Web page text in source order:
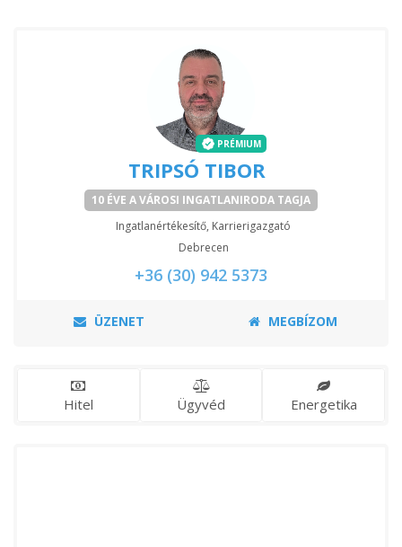
PRÉMIUM
TRIPSÓ TIBOR
10 ÉVE A VÁROSI INGATLANIRODA TAGJA
Ingatlanértékesítő, Karrierigazgató
Debrecen
+36 (30) 942 5373
ÜZENET MEGBÍZOM
Hitel Ügyvéd Energetika